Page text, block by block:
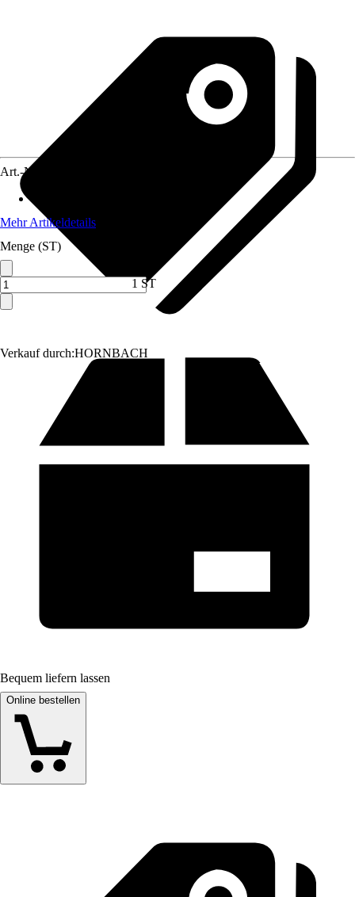
Verkauf durch:HORNBACH
Art.-Nr.
Mehr Artikeldetails
Menge (ST)
1 ST
Bequem liefern lassen
Online bestellen